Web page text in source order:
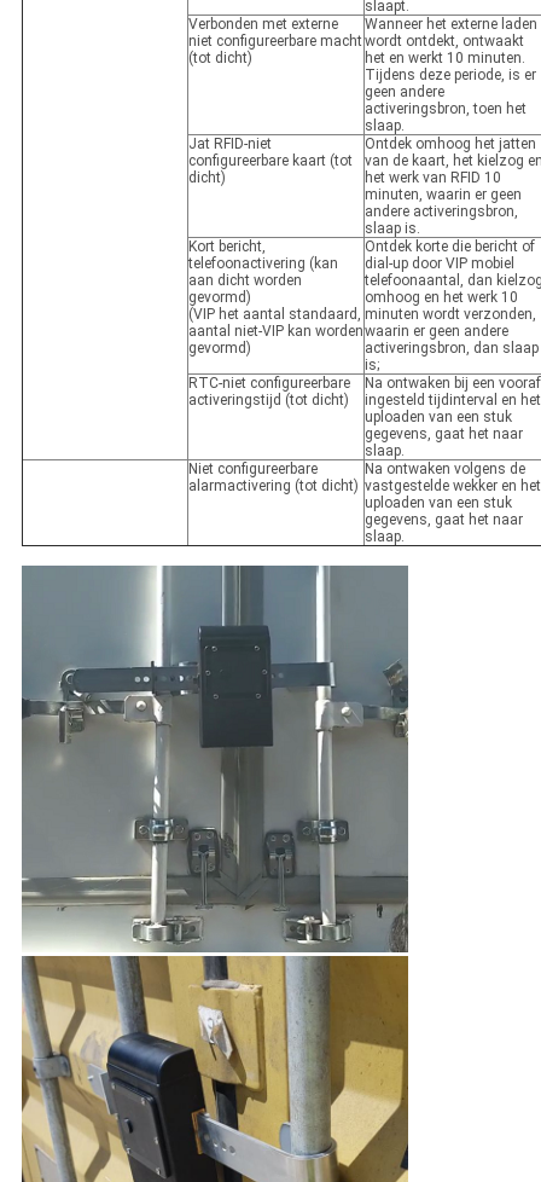
slaapt.
Verbonden met externe
niet configureerbare macht
(tot dicht)
Wanneer het externe laden
wordt ontdekt, ontwaakt
het en werkt 10 minuten.
Tijdens deze periode, is er
geen andere
activeringsbron, toen het
slaap.
Jat RFID-niet
configureerbare kaart (tot
dicht)
Ontdek omhoog het jatten
van de kaart, het kielzog
het werk van RFID 10
minuten, waarin er geen
andere activeringsbron,
slaap is.
Kort bericht,
telefoonactivering (kan
aan dicht worden
gevormd)
(VIP het aantal standaard,
aantal niet-VIP kan worden
gevormd)
Ontdek korte die bericht of
dial-up door VIP mobiel
telefoonaantal, dan
omhoog en het werk 10
minuten wordt verzonden,
waarin er geen andere
activeringsbron, dan slaap
is;
RTC-niet configureerbare
activeringstijd (tot dicht)
Na ontwaken bij een vooraf
ingesteld tijdinterval en het
uploaden van een stuk
gegevens, gaat het naar
slaap.
Niet configureerbare
alarmactivering (tot dicht)
Na ontwaken volgens de
vastgestelde wekker en het
uploaden van een stuk
gegevens, gaat het naar
slaap.